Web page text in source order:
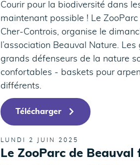
Courir pour la biodiversité dans
maintenant possible ! Le
Cher-Controis, organise le
l’association Beauval Nature.
grands défenseurs de la nature
confortables - baskets pour
différents.
Télécharger
LUNDI 2 JUIN 2025
Le ZooParc de